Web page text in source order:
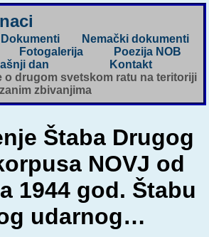
Dokumenti
Nemački dokumenti
Fotogalerija
Poezija NOB
dan
Kontakt
o drugom svetskom ratu na teritoriji
zbivanjima
Štaba Drugog
NOVJ od
1944 god. Štabu
udarnog…